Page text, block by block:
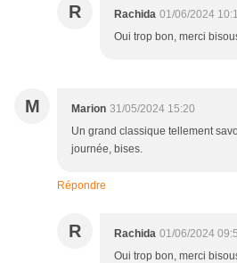
R Rachida 01/06/2024
Oui trop bon, merci
M Marion 31/05/2024 15:20
Un grand classique tellement
journée, bises.
Répondre
R Rachida 01/06/2024
Oui trop bon, merci